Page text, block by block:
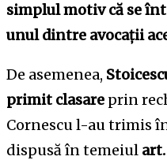
simplul motiv că se
unul dintre avocații
De asemenea,
primit clasare prin
Cornescu l-au trimis
dispusă în temeiul